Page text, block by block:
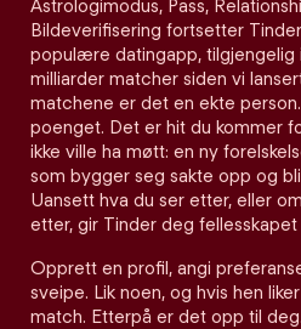
Astrologimodus, Pass,
Bildeverifisering fortsetter
populære datingapp, tilgjengelig
milliarder matcher siden vi
matchene er det en ekte
poenget. Det er hit du kommer
ikke ville ha møtt: en ny
som bygger seg sakte opp og
Uansett hva du ser etter, eller
etter, gir Tinder deg
Opprett en profil, angi
sveipe. Lik noen, og hvis hen
match. Etterpå er det opp til